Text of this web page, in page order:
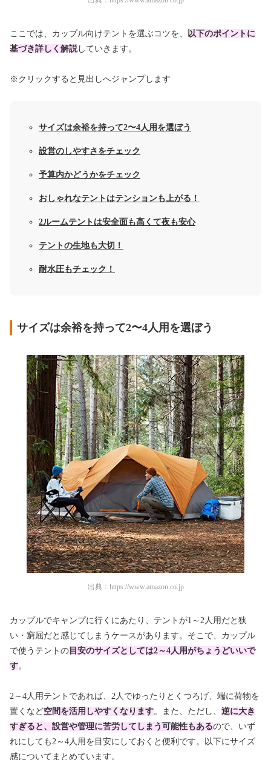
ここでは、カップル向けテントを選ぶコツを、 以下のポイントに
基づき詳しく解説していきます。
※クリックすると見出しへジャンプします
サイズは余裕を持って2〜4人用を選ぼう
設営のしやすさをチェック
予算内かどうかをチェック
おしゃれなテントはテンションも上がる！
2ルームテントは安全面も高くて夜も安心
テントの生地も大切！
耐水圧もチェック！
サイズは余裕を持って2〜4人用を選ぼう
出典： https://www.amazon.co.jp
カップルでキャンプに行くにあたり、テントが1～2人用だと狭
い・窮屈だと感じてしまうケースがあります。そこで、カップル
で使うテントの 目安のサイズとしては2～4人用がちょうどいいで
す。
2～4人用テントであれば、2人でゆったりとくつろげ、端に荷物を
置くなど空間を活用しやすくなります。また、ただし、 逆に大き
すぎると、設営や管理に苦労してしまう可能性もあるので、いず
れにしても2～4人用を目安にしておくと便利です。以下にサイズ
感についてまとめています。